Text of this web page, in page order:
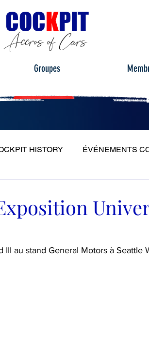
COCKPIT
Accros of Cars
Groupes
HiSTORY ÉVÉNEMENTS
au stand General Motors à Seattle